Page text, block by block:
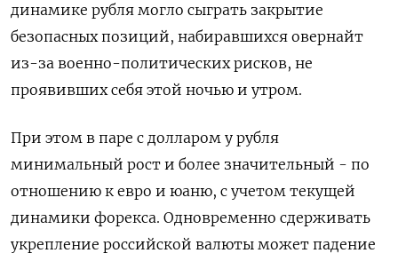
динамике рубля могло сыграть закрытие
безопасных позиций, набиравшихся овернайт
из-за военно-политических рисков, не
проявивших себя этой ночью и утром.
При этом в паре с долларом у рубля
минимальный рост и более значительный - по
отношению к евро и юаню, с учетом текущей
динамики форекса. Одновременно сдерживать
укрепление российской валюты может падение